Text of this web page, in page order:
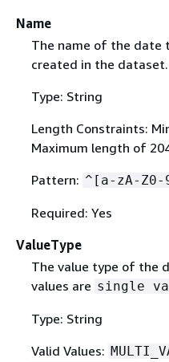
Name
The name of the date
created in the dataset.
Type: String
Length Constraints:
Maximum length of
Pattern: ^[a-zA-Z0-
Required: Yes
ValueType
The value type of the
values are single
Type: String
Valid Values: